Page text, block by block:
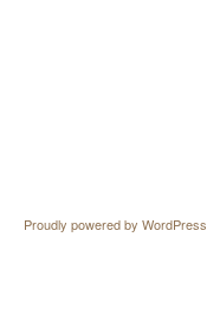
Proudly powered by WordPress